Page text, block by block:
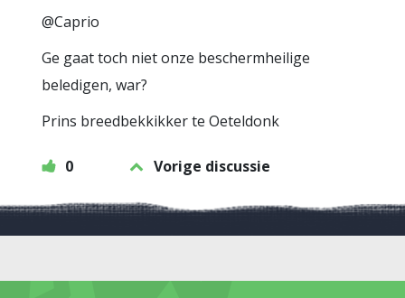
@Caprio
Ge gaat toch niet onze beschermheilige
beledigen, war?
Prins breedbekkikker te Oeteldonk
0 Vorige discussie